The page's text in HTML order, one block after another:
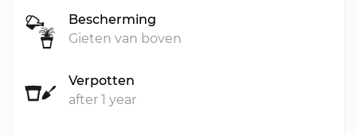
Bescherming
Gieten van boven
Verpotten
after 1 year